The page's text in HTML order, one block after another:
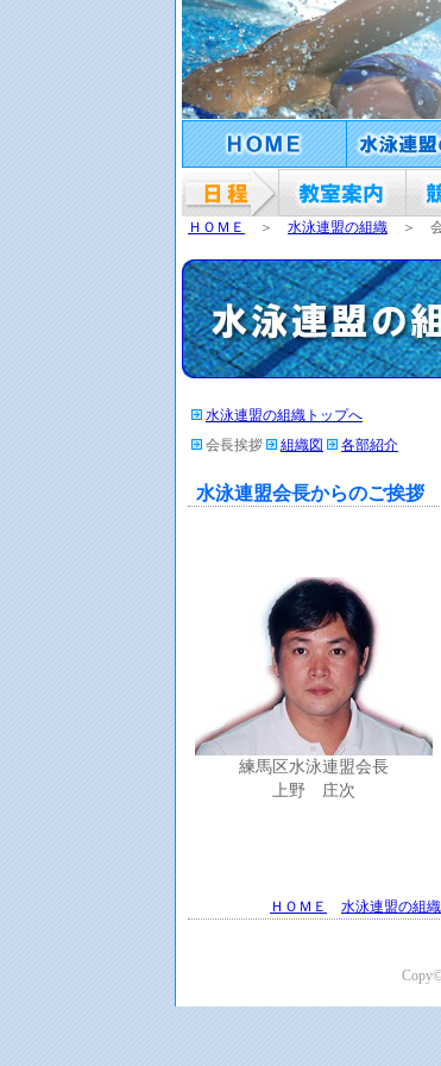
ＨＯＭＥ ＞ 水泳連盟の組織 ＞ 会
水泳連盟の組織トップへ
会長挨拶
組織図 各部紹介
水泳連盟会長からのご挨拶
練馬区水泳連盟会長
上野 庄次
ＨＯＭＥ 水泳連盟の組織